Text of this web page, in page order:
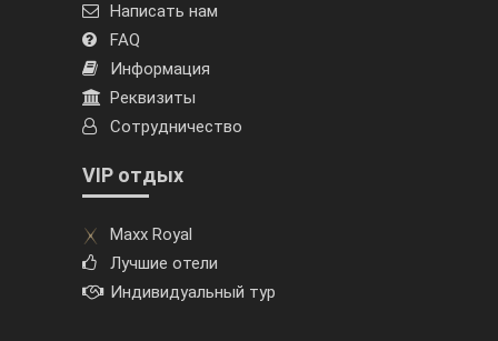
Написать нам
FAQ
Информация
Реквизиты
Сотрудничество
VIP отдых
Maxx Royal
Лучшие отели
Индивидуальный тур